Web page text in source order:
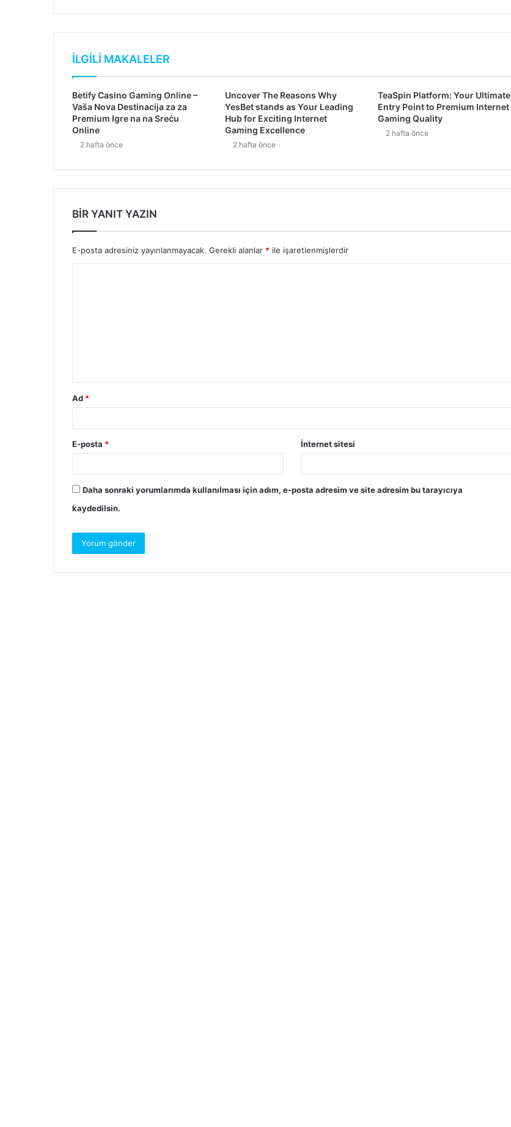
İLGILI MAKALELER
Betify Casino Gaming Online –
Vaša Nova Destinacija za za
Premium Igre na na Sreću
Online
2 hafta önce
Uncover The Reasons Why
YesBet stands as Your Leading
Hub for Exciting Internet
Gaming Excellence
2 hafta önce
TeaSpin Platform: Your Ultimate
Entry Point to Premium Internet
Gaming Quality
2 hafta önce
BIR YANIT YAZIN
E-posta adresiniz yayınlanmayacak. Gerekli alanlar * ile işaretlenmişlerdir
Ad *
E-posta * İnternet sitesi
Daha sonraki yorumlarımda kullanılması için adım, e-posta adresim ve site adresim bu tarayıcıya
kaydedilsin.